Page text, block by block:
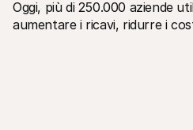
Oggi, più di 250.000 aziende
aumentare i ricavi, ridurre i